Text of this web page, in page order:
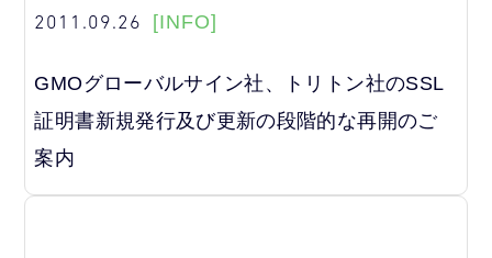
2011.09.26 [INFO]
GMOグローバルサイン社、トリトン社のSSL
証明書新規発行及び更新の段階的な再開のご
案内